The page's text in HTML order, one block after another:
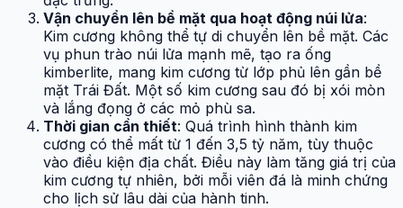
Vận chuyển lên bề mặt qua hoạt động núi lửa:
Kim cương không thể tự di chuyển lên bề mặt. Các
vụ phun trào núi lửa mạnh mẽ, tạo ra ống
kimberlite, mang kim cương từ lớp phủ lên gần bề
mặt Trái Đất. Một số kim cương sau đó bị xói mòn
và lắng đọng ở các mỏ phù sa.
Thời gian cần thiết: Quá trình hình thành kim
cương có thể mất từ 1 đến 3,5 tỷ năm, tùy thuộc
vào điều kiện địa chất. Điều này làm tăng giá trị của
kim cương tự nhiên, bởi mỗi viên đá là minh chứng
cho lịch sử lâu dài của hành tinh.